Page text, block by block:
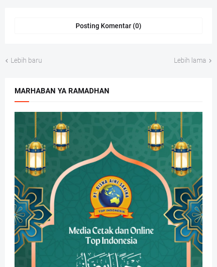
Posting Komentar (0)
Lebih baru Lebih lama
MARHABAN YA RAMADHAN